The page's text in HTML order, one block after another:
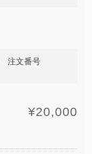
注文番号
¥20,000